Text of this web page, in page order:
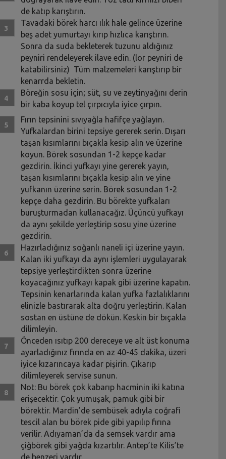
de katıp karıştırın.
Tavadaki börek harcı ılık hale gelince üzerine
beş adet yumurtayı kırıp hızlıca karıştırın.
Sonra da suda bekleterek tuzunu aldığınız
peyniri rendeleyerek ilave edin. (lor peyniri de
katabilirsiniz) Tüm malzemeleri karıştırıp bir
kenarrda bekletin.
Böreğin sosu için; süt, su ve zeytinyağını derin
bir kaba koyup tel çırpıcıyla iyice çırpın.
Fırın tepsinini sıvıyağla hafifçe yağlayın.
Yufkalardan birini tepsiye gererek serin. Dışarı
taşan kısımlarını bıçakla kesip alın ve üzerine
koyun. Börek sosundan 1-2 kepçe kadar
gezdirin. İkinci yufkayı yine gererek yayın,
taşan kısımlarını bıçakla kesip alın ve yine
yufkanın üzerine serin. Börek sosundan 1-2
kepçe daha gezdirin. Bu börekte yufkaları
buruşturmadan kullanacağız. Üçüncü yufkayı
da aynı şekilde yerleştirip sosu yine üzerine
gezdirin.
Hazırladığınız soğanlı naneli içi üzerine yayın.
Kalan iki yufkayı da aynı işlemleri uygulayarak
tepsiye yerleştirdikten sonra üzerine
koyacağınız yufkayı kapak gibi üzerine kapatın.
Tepsinin kenarlarında kalan yufka fazlalıklarını
elinizle bastırarak alta doğru yerleştirin. Kalan
sostan en üstüne de dökün. Keskin bir bıçakla
dilimleyin.
Önceden ısıtıp 200 dereceye ve alt üst konuma
ayarladığınız fırında en az 40-45 dakika, üzeri
iyice kızarıncaya kadar pişirin. Çıkarıp
dilimleyerek servise sunun.
Not: Bu börek çok kabarıp hacminin iki katına
erişecektir. Çok yumuşak, pamuk gibi bir
börektir. Mardin’de sembüsek adıyla coğrafi
tescil alan bu börek pide gibi yapılıp fırına
verilir. Adıyaman’da da semsek vardır ama
çiğbörek gibi yağda kızartılır. Antep’te Kilis’te
de benzeri vardır.